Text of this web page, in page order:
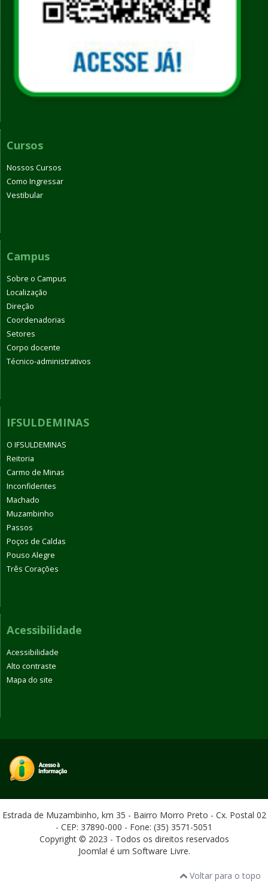
Cursos
Nossos Cursos
Como Ingressar
Vestibular
Campus
Sobre o Campus
Localização
Direção
Coordenadorias
Setores
Corpo docente
Técnico-administrativos
IFSULDEMINAS
O IFSULDEMINAS
Reitoria
Carmo de Minas
Inconfidentes
Machado
Muzambinho
Passos
Poços de Caldas
Pouso Alegre
Três Corações
Acessibilidade
Acessibilidade
Alto contraste
Mapa do site
Estrada de Muzambinho, km 35 - Bairro Morro Preto - Cx. Postal 02
- CEP: 37890-000 - Fone: (35) 3571-5051
Copyright © 2023 - Todos os direitos reservados
Joomla! é um Software Livre.
Voltar para o topo